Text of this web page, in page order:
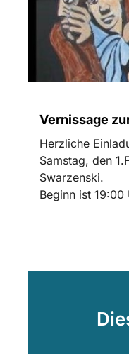
Vernissage
Herzliche
Samstag, den
Swarzenski.
Beginn ist